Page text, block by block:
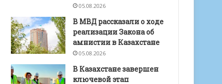
05.08.2026
В МВД рассказали о ходе
реализации Закона об
амнистии в Казахстане
05.08.2026
В Казахстане завершен
ключевой этап